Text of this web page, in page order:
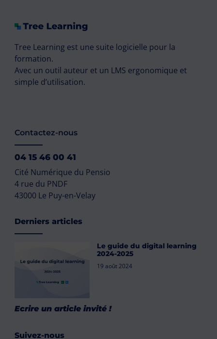
Tree Learning est une suite logicielle pour la
formation.
Avec un outil auteur et un LMS ergonomique et
simple d’utilisation.
Contactez-nous
04 15 46 00 41
Cité Numérique du Pensio
4 rue du PNDF
43000 Le Puy-en-Velay
Derniers articles
Le guide du digital learning
2024-2025
19 août 2024
Ecrire un article invité !
Suivez-nous